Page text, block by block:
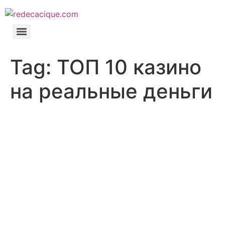
Tag: ТОП 10 казино
на реальные деньги